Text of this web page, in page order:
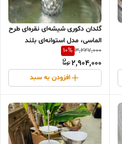
گلدان دکوری شیشه‌ای نقره‌ای طرح
الماسی، مدل استوانه‌ای بلند
3,227,000
10%
2,904,000
افزودن به سبد